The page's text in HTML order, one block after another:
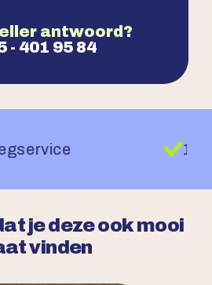
antwoord?
- 401 95 84
legservice
je deze ook mooi
vinden